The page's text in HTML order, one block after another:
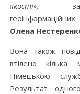
якості», –
Олена
Вона також
втілено кілька
Німецькою
Результат